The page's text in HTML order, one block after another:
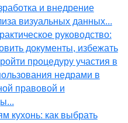
и внедрение
визуальных данных...
руководство:
документы, избежать
процедуру участия в
недрами в
правовой и
кухонь: как выбрать